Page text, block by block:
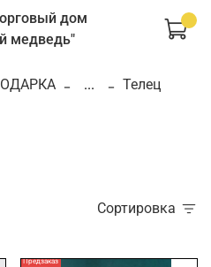
дом
медведь"
... Телец
Сортировка
Предзаказ